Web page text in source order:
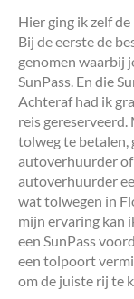
Hier ging ik zelf
Bij de eerste de
genomen waarbij
SunPass. En die
Achteraf had ik
reis gereserveerd.
tolweg te betalen,
autoverhuurder of
autoverhuurder
wat tolwegen in
mijn ervaring kan
een SunPass
een tolpoort
om de juiste rij te